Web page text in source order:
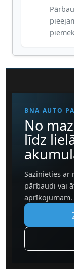
BNA AUTO
No
līdz
Sazinieties ar
pārbaudi vai
aprīkojumam.